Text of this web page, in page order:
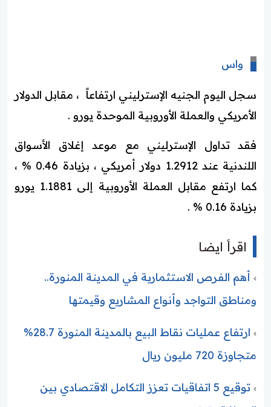
واس
سجل اليوم الجنيه الإسترليني ارتفاعاً ، مقابل الدولار
الأمريكي والعملة الأوروبية الموحدة يورو .
فقد تداول الإسترليني مع موعد إغلاق الأسواق
اللندنية عند 1.2912 دولار أمريكي ، بزيادة 0.46 % ،
كما ارتفع مقابل العملة الأوروبية إلى 1.1881 يورو
بزيادة 0.16 % .
اقرأ ايضا
أهم الفرص الاستثمارية في المدينة المنورة..
ومناطق التواجد وأنواع المشاريع وقيمتها
ارتفاع عمليات نقاط البيع بالمدينة المنورة 28.7%
متجاوزة 720 مليون ريال
توقيع 5 اتفاقيات تعزز التكامل الاقتصادي بين